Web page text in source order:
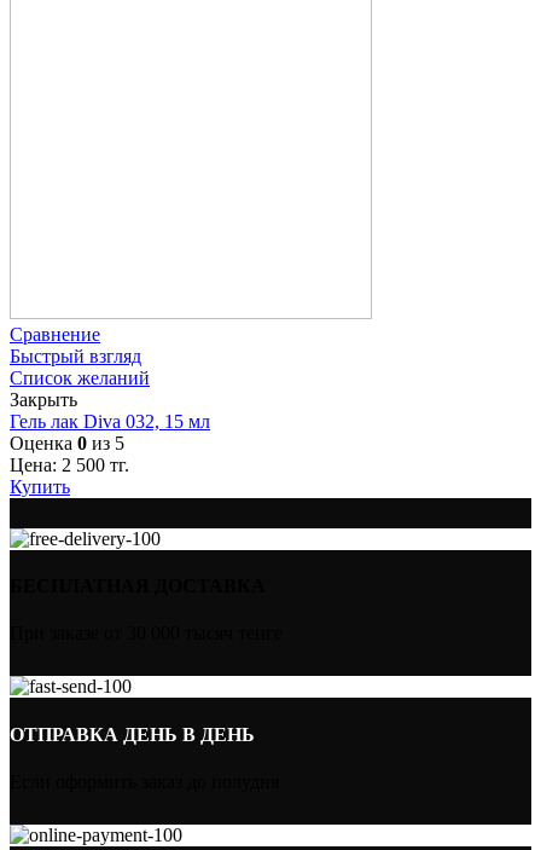
Сравнение
Быстрый взгляд
Список желаний
Закрыть
Гель лак Diva 032, 15 мл
Оценка 0 из 5
Цена: 2 500 тг.
Купить
ОТПРАВКА ДЕНЬ В ДЕНЬ